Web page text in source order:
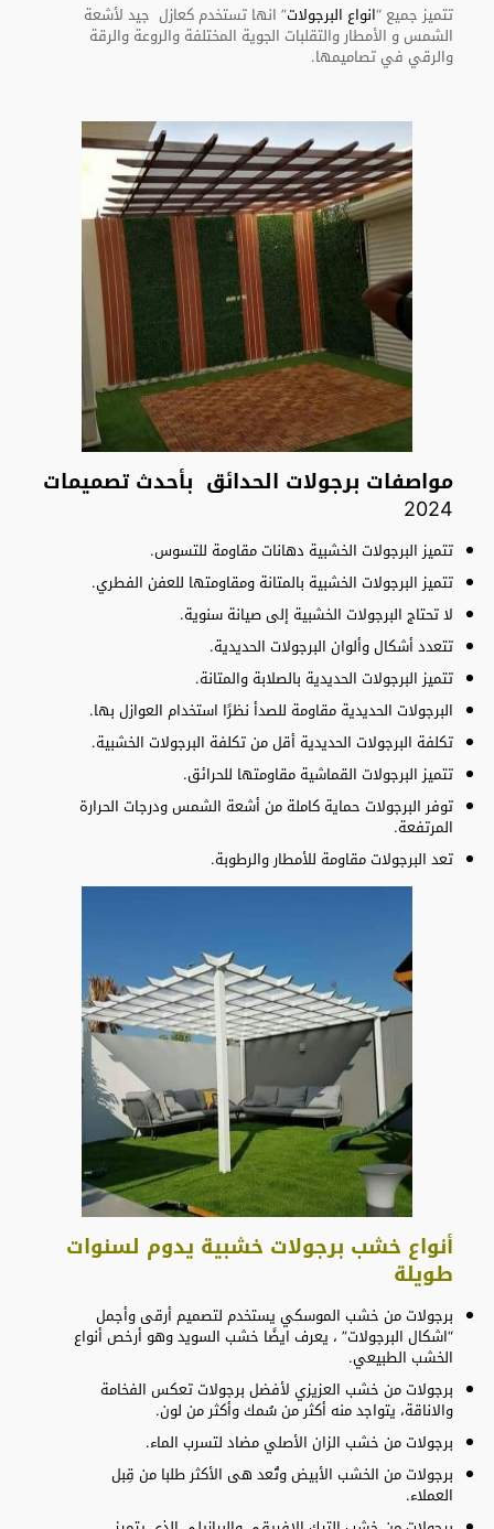
تتميز جميع “انواع البرجولات” انها تستخدم كعازل جيد لأشعة
الشمس و الأمطار والتقلبات الجوية المختلفة والروعة والرقة
والرقي في تصاميمها.
مواصفات برجولات الحدائق بأحدث تصميمات
2024
تتميز البرجولات الخشبية دهانات مقاومة للتسوس.
تتميز البرجولات الخشبية بالمتانة ومقاومتها للعفن الفطري.
لا تحتاج البرجولات الخشبية إلى صيانة سنوية.
تتعدد أشكال وألوان البرجولات الحديدية.
تتميز البرجولات الحديدية بالصلابة والمتانة.
البرجولات الحديدية مقاومة للصدأ نظرًا استخدام العوازل بها.
تكلفة البرجولات الحديدية أقل من تكلفة البرجولات الخشبية.
تتميز البرجولات القماشية مقاومتها للحرائق.
توفر البرجولات حماية كاملة من أشعة الشمس ودرجات الحرارة
المرتفعة.
تعد البرجولات مقاومة للأمطار والرطوبة.
أنواع خشب برجولات خشبية يدوم لسنوات
طويلة
برجولاتمن خشب الموسكي يستخدم لتصميم أرقى وأجمل
“اشكال البرجولات” ، يعرف ايضًا خشب السويد وهو أرخص أنواع
الخشب الطبيعي.
برجولات من خشب العزيزي لأفضل برجولات تعكس الفخامة
والاناقة، يتواجد منه أكثر من سُمك وأكثر من لون.
برجولات من خشب الزان الأصلي مضاد لتسرب الماء.
برجولات من الخشب الأبيض وتُعد هى الأكثر طلبا من قِبل
العملاء.